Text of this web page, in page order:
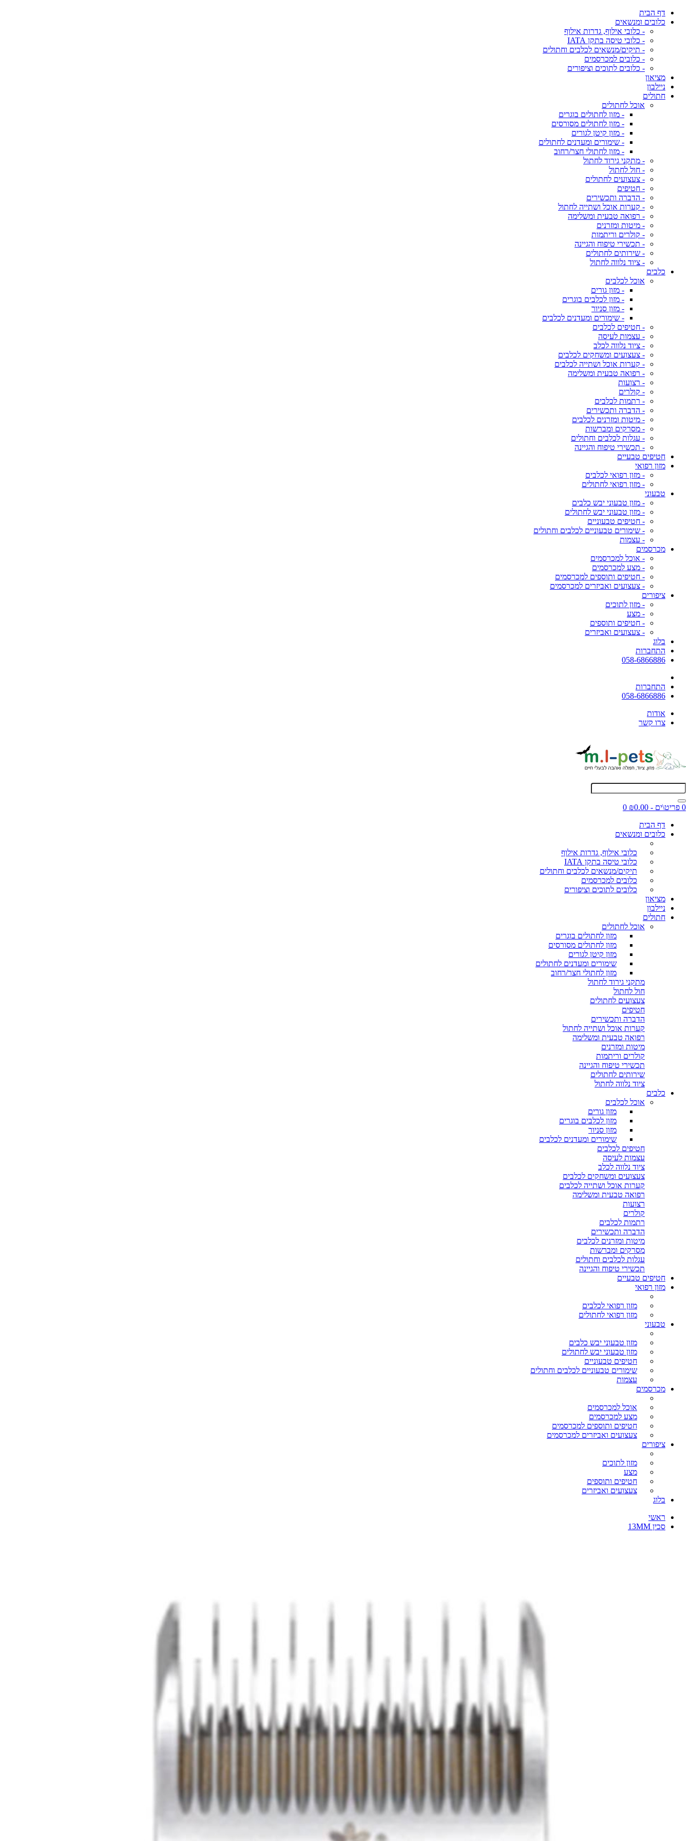
דף הבית
כלובים ומנשאים
- כלובי אילוף, גדרות אילוף
- כלובי טיסה בתקן IATA
- תיקים/מנשאים לכלבים וחתולים
- כלובים למכרסמים
- כלובים לתוכים וציפורים
מציאון
ניילבון
חתולים
אוכל לחתולים
- מזון לחתולים בוגרים
- מזון לחתולים מסורסים
- מזון קיטן לגורים
- שימורים ומעדנים לחתולים
- מזון לחתולי חצר/רחוב
- מתקני גירוד לחתול
- חול לחתול
- צעצועים לחתולים
- חטיפים
- הדברה ותכשירים
- קערות אוכל ושתייה לחתול
- רפואה טבעית ומשלימה
- מיטות ומזרנים
- קולרים וריתמות
- תכשירי טיפוח והגיינה
- שירותים לחתולים
- ציוד נלווה לחתול
כלבים
אוכל לכלבים
- מזון גורים
- מזון לכלבים בוגרים
- מזון סניור
- שימורים ומעדנים לכלבים
- חטיפים לכלבים
- עצמות לעיסה
- ציוד נלווה לכלב
- צעצועים ומשחקים לכלבים
- קערות אוכל ושתייה לכלבים
- רפואה טבעית ומשלימה
- רצועות
- קולרים
- רתמות לכלבים
- הדברה ותכשירים
- מיטות ומזרנים לכלבים
- מסרקים ומברשות
- עגלות לכלבים וחתולים
- תכשירי טיפוח והגיינה
חטיפים טבעיים
מזון רפואי
- מזון רפואי לכלבים
- מזון רפואי לחתולים
טבעוני
- מזון טבעוני יבש כלבים
- מזון טבעוני יבש לחתולים
- חטיפים טבעוניים
- שימורים טבעוניים לכלבים וחתולים
- עצמות
מכרסמים
- אוכל למכרסמים
- מצע למכרסמים
- חטיפים ותוספים למכרסמים
- צעצועים ואביזרים למכרסמים
ציפורים
- מזון לתוכים
- מצע
- חטיפים ותוספים
- צעצועים ואביזרים
בלוג
התחברות
058-6866886
התחברות
058-6866886
אודות
צרו קשר
0 פריט\ים - ₪0.00
0
דף הבית
כלובים ומנשאים
כלובי אילוף, גדרות אילוף
כלובי טיסה בתקן IATA
תיקים/מנשאים לכלבים וחתולים
כלובים למכרסמים
כלובים לתוכים וציפורים
מציאון
ניילבון
חתולים
אוכל לחתולים
מזון לחתולים בוגרים
מזון לחתולים מסורסים
מזון קיטן לגורים
שימורים ומעדנים לחתולים
מזון לחתולי חצר/רחוב
מתקני גירוד לחתול
חול לחתול
צעצועים לחתולים
חטיפים
הדברה ותכשירים
קערות אוכל ושתייה לחתול
רפואה טבעית ומשלימה
מיטות ומזרנים
קולרים וריתמות
תכשירי טיפוח והגיינה
שירותים לחתולים
ציוד נלווה לחתול
כלבים
אוכל לכלבים
מזון גורים
מזון לכלבים בוגרים
מזון סניור
שימורים ומעדנים לכלבים
חטיפים לכלבים
עצמות לעיסה
ציוד נלווה לכלב
צעצועים ומשחקים לכלבים
קערות אוכל ושתייה לכלבים
רפואה טבעית ומשלימה
רצועות
קולרים
רתמות לכלבים
הדברה ותכשירים
מיטות ומזרנים לכלבים
מסרקים ומברשות
עגלות לכלבים וחתולים
תכשירי טיפוח והגיינה
חטיפים טבעיים
מזון רפואי
מזון רפואי לכלבים
מזון רפואי לחתולים
טבעוני
מזון טבעוני יבש כלבים
מזון טבעוני יבש לחתולים
חטיפים טבעוניים
שימורים טבעוניים לכלבים וחתולים
עצמות
מכרסמים
אוכל למכרסמים
מצע למכרסמים
חטיפים ותוספים למכרסמים
צעצועים ואביזרים למכרסמים
ציפורים
מזון לתוכים
מצע
חטיפים ותוספים
צעצועים ואביזרים
בלוג
ראשי
סכין 13MM